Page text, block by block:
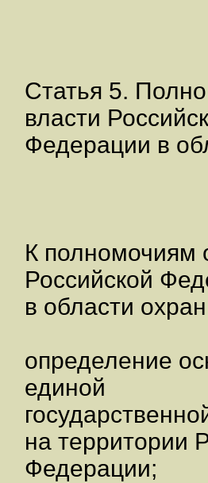
Статья 5.
власти
Федерации в
К полномочиям
Российской
в области
определение
единой
на территории
Федерации;